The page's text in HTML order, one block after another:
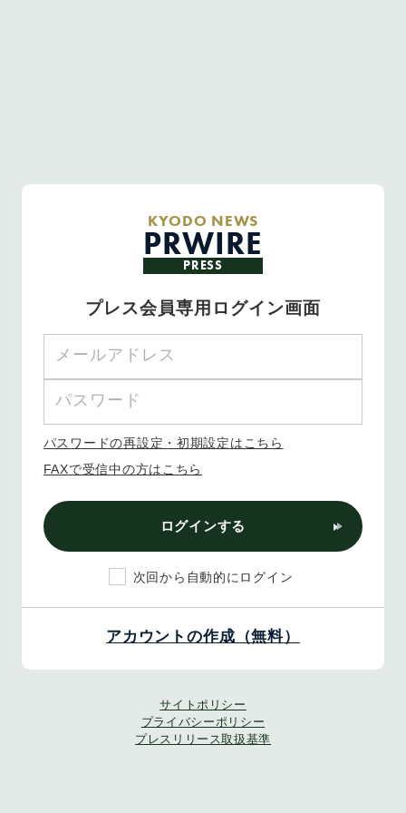
KYODO NEWS
PRWIRE
PRESS
プレス会員専用ログイン画面
パスワードの再設定・初期設定はこちら
FAXで受信中の方はこちら
ログインする
次回から自動的にログイン
アカウントの作成（無料）
サイトポリシー
プライバシーポリシー
プレスリリース取扱基準